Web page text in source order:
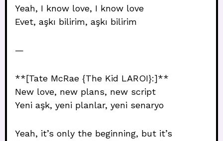
Yeah, I know love, I know love
Evet, aşkı bilirim, aşkı bilirim
—
**[Tate McRae {The Kid LAROI}:]**
New love, new plans, new script
Yeni aşk, yeni planlar, yeni senaryo
Yeah, it’s only the beginning, but it’s